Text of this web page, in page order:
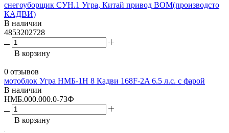
снегоуборщик СУН.1 Угра, Китай привод ВОМ(производсто
КАДВИ)
В наличии
4853202728
В корзину
0 отзывов
мотоблок Угра НМБ-1Н 8 Кадви 168F-2A 6.5 л.с. с фарой
В наличии
НМБ.000.000.0-73Ф
В корзину